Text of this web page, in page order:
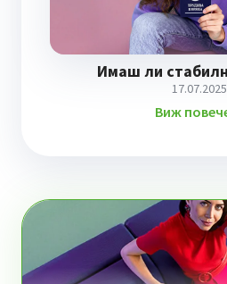
Имаш ли
17.07.2025
Виж